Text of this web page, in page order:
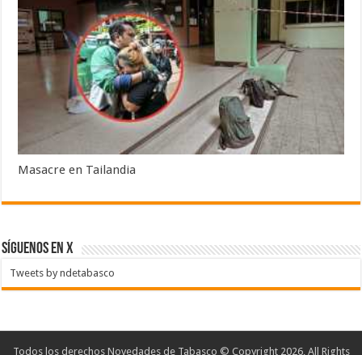
Masacre en Tailandia
SÍGUENOS EN X
Tweets by ndetabasco
Todos los derechos Novedades de Tabasco © Copyright 2026, All Rights